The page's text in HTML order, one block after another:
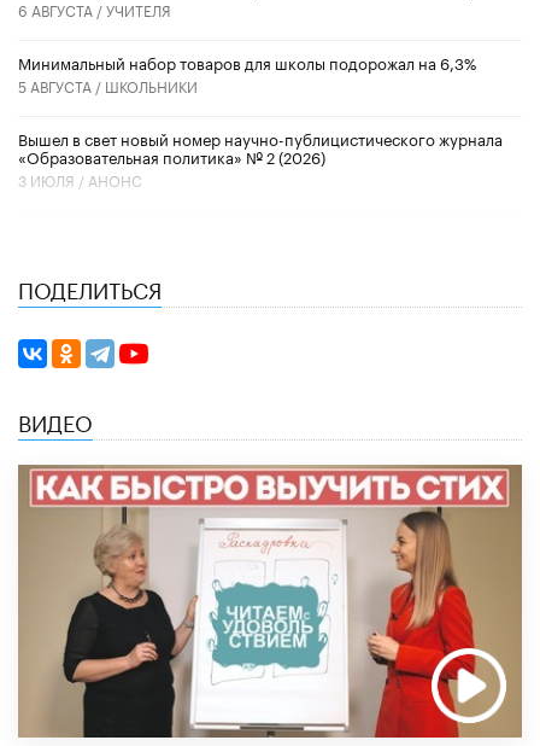
6 АВГУСТА /УЧИТЕЛЯ
Минимальный набор товаров для школы подорожал на 6,3%
5 АВГУСТА / ШКОЛЬНИКИ
Вышел в свет новый номер научно-публицистического журнала
«Образовательная политика» № 2 (2026)
3 ИЮЛЯ / АНОНС
ПОДЕЛИТЬСЯ
ВИДЕО